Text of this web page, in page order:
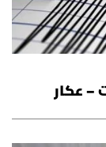
– عكار